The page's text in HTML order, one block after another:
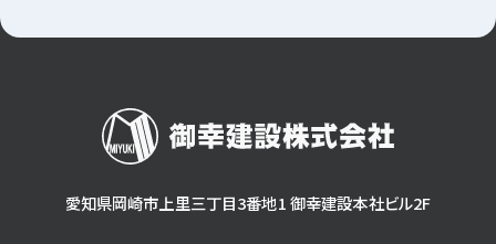
愛知県岡崎市上里三丁目3番地1 御幸建設本社ビル2F